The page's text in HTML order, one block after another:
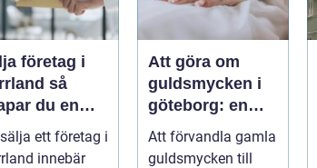
företag i
så
du en
affär från
till mål
ett företag i
innebär
Att göra om
guldsmycken i
göteborg: en
konst att förnya
det gamla
Att förvandla gamla
guldsmycken till